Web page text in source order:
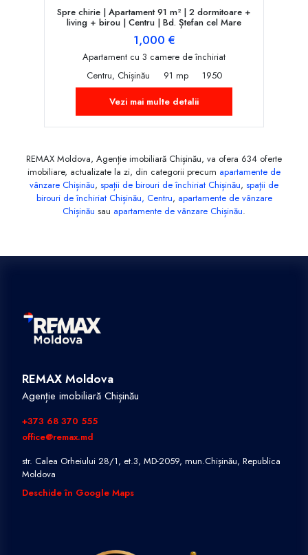
Spre chirie | Apartament 91 m² | 2 dormitoare +
living + birou | Centru | Bd. Ștefan cel Mare
1,000 €
Apartament cu 3 camere de închiriat
Centru, Chișinău
91 mp
1950
Vezi mai multe detalii
REMAX Moldova, Agenție imobiliară Chișinău, va ofera 634 oferte
imobiliare, actualizate la zi, din categorii precum apartamente de
vânzare Chișinău, spații de birouri de închiriat Chișinău, spații de
birouri de închiriat Chișinău, Centru, apartamente de vânzare
Chișinău sau apartamente de vânzare Chișinău.
REMAX Moldova
Agenție imobiliară Chișinău
+373 68 370 555
office@remax.md
str. Calea Orheiului 28/1, et.3, MD-2059, mun.Chișinău, Republica
Moldova
Deschide în Google Maps